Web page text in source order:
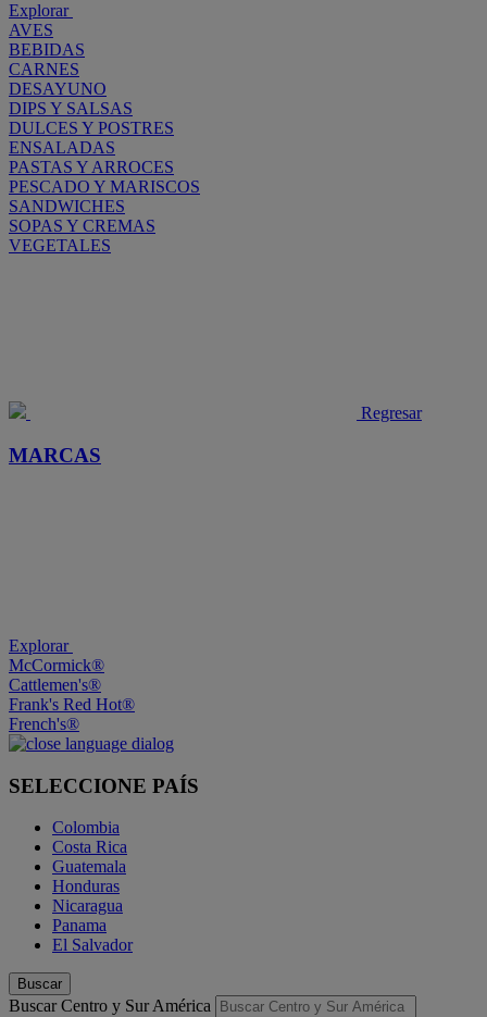
Explorar
AVES
BEBIDAS
CARNES
DESAYUNO
DIPS Y SALSAS
DULCES Y POSTRES
ENSALADAS
PASTAS Y ARROCES
PESCADO Y MARISCOS
SANDWICHES
SOPAS Y CREMAS
VEGETALES
Regresar
MARCAS
Explorar
McCormick®
Cattlemen's®
Frank's Red Hot®
French's®
SELECCIONE PAÍS
Colombia
Costa Rica
Guatemala
Honduras
Nicaragua
Panama
El Salvador
Buscar
Buscar Centro y Sur América